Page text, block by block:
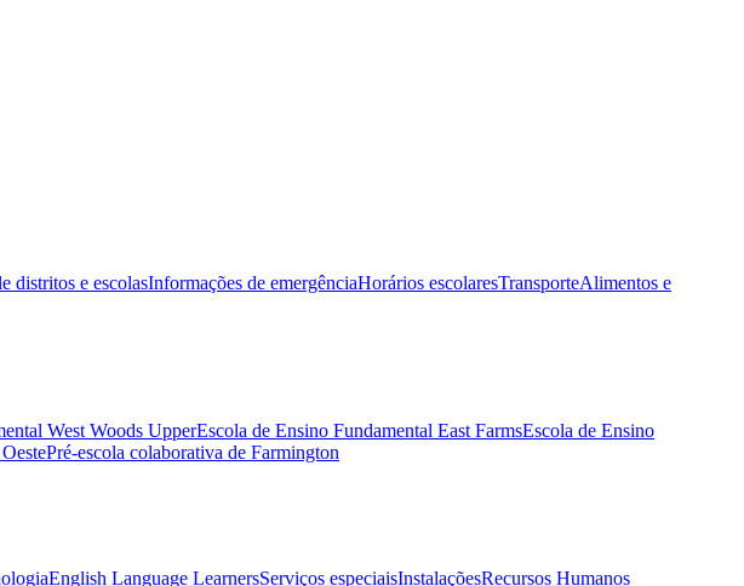
distritos e escolasInformações de emergênciaHorários escolaresTransporteAlimentos e
West Woods UpperEscola de Ensino Fundamental East FarmsEscola de Ensino
Pré-escola colaborativa de Farmington
English Language LearnersServiços especiaisInstalaçõesRecursos Humanos